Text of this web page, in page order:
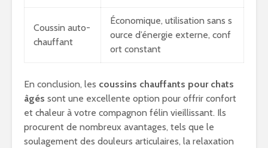
Coussin auto-
chauffant
Économique, utilisation sans s
ource d’énergie externe, conf
ort constant
En conclusion, les coussins chauffants pour chats
âgés sont une excellente option pour offrir confort
et chaleur à votre compagnon félin vieillissant. Ils
procurent de nombreux avantages, tels que le
soulagement des douleurs articulaires, la relaxation